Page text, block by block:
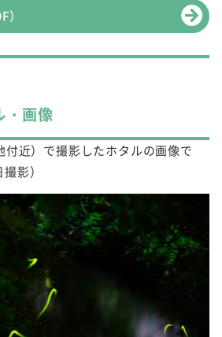
・画像
近）で撮影したホタルの画像で
影）